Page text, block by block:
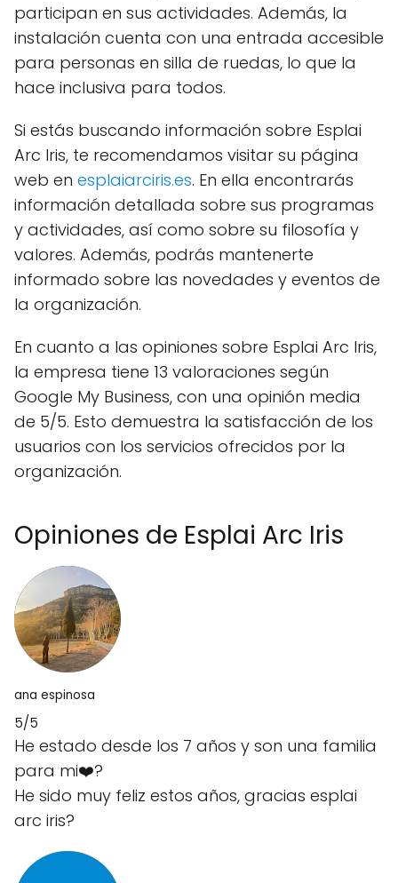
participan en sus actividades. Además, la
instalación cuenta con una entrada accesible
para personas en silla de ruedas, lo que la
hace inclusiva para todos.
Si estás buscando información sobre Esplai
Arc Iris, te recomendamos visitar su página
web en esplaiarciris.es. En ella encontrarás
información detallada sobre sus programas
y actividades, así como sobre su filosofía y
valores. Además, podrás mantenerte
informado sobre las novedades y eventos de
la organización.
En cuanto a las opiniones sobre Esplai Arc Iris,
la empresa tiene 13 valoraciones según
Google My Business, con una opinión media
de 5/5. Esto demuestra la satisfacción de los
usuarios con los servicios ofrecidos por la
organización.
Opiniones de Esplai Arc Iris
ana espinosa
5/5
He estado desde los 7 años y son una familia
para mi❤️‍?
He sido muy feliz estos años, gracias esplai
arc iris?